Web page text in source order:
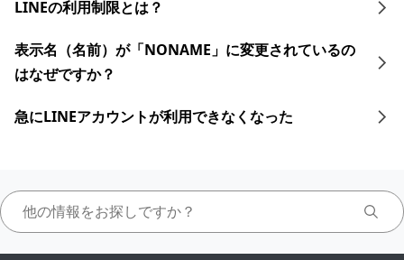
LINEの利用制限とは？
表示名（名前）が「NONAME」に変更されているの
はなぜですか？
急にLINEアカウントが利用できなくなった